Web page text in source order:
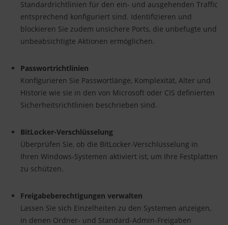
Standardrichtlinien für den ein- und ausgehenden Traffic
entsprechend konfiguriert sind. Identifizieren und
blockieren Sie zudem unsichere Ports, die unbefugte und
unbeabsichtigte Aktionen ermöglichen.
Passwortrichtlinien
Konfigurieren Sie Passwortlänge, Komplexität, Alter und
Historie wie sie in den von Microsoft oder CIS definierten
Sicherheitsrichtlinien beschrieben sind.
BitLocker-Verschlüsselung
Überprüfen Sie, ob die BitLocker-Verschlüsselung in
Ihren Windows-Systemen aktiviert ist, um Ihre Festplatten
zu schützen.
Freigabeberechtigungen verwalten
Lassen Sie sich Einzelheiten zu den Systemen anzeigen,
in denen Ordner- und Standard-Admin-Freigaben